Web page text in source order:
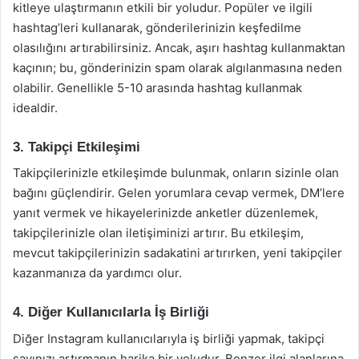
kitleye ulaştırmanın etkili bir yoludur. Popüler ve ilgili
hashtag’leri kullanarak, gönderilerinizin keşfedilme
olasılığını artırabilirsiniz. Ancak, aşırı hashtag kullanmaktan
kaçının; bu, gönderinizin spam olarak algılanmasına neden
olabilir. Genellikle 5-10 arasında hashtag kullanmak
idealdir.
3. Takipçi Etkileşimi
Takipçilerinizle etkileşimde bulunmak, onların sizinle olan
bağını güçlendirir. Gelen yorumlara cevap vermek, DM’lere
yanıt vermek ve hikayelerinizde anketler düzenlemek,
takipçilerinizle olan iletişiminizi artırır. Bu etkileşim,
mevcut takipçilerinizin sadakatini artırırken, yeni takipçiler
kazanmanıza da yardımcı olur.
4. Diğer Kullanıcılarla İş Birliği
Diğer Instagram kullanıcılarıyla iş birliği yapmak, takipçi